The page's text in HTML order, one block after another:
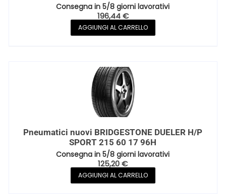
Consegna in 5/8 giorni lavorativi
196,44€
AGGIUNGI AL CARRELLO
Pneumatici nuovi BRIDGESTONE DUELER H/P
SPORT 215 60 17 96H
Consegna in 5/8 giorni lavorativi
125,20€
AGGIUNGI AL CARRELLO